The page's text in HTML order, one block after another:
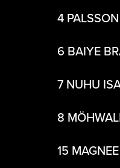
4
6 BAIYE
7 NUHU
8
15